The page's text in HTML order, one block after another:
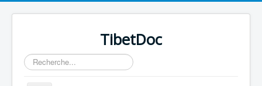
TibetDoc
Rechercher